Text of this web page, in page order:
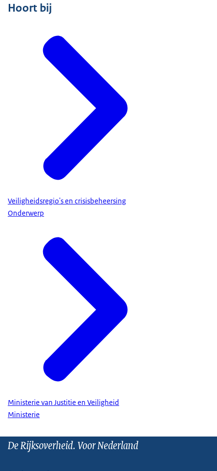
Hoort bij
Veiligheidsregio's en crisisbeheersing
Onderwerp
Ministerie van Justitie en Veiligheid
Ministerie
De Rijksoverheid. Voor Nederland